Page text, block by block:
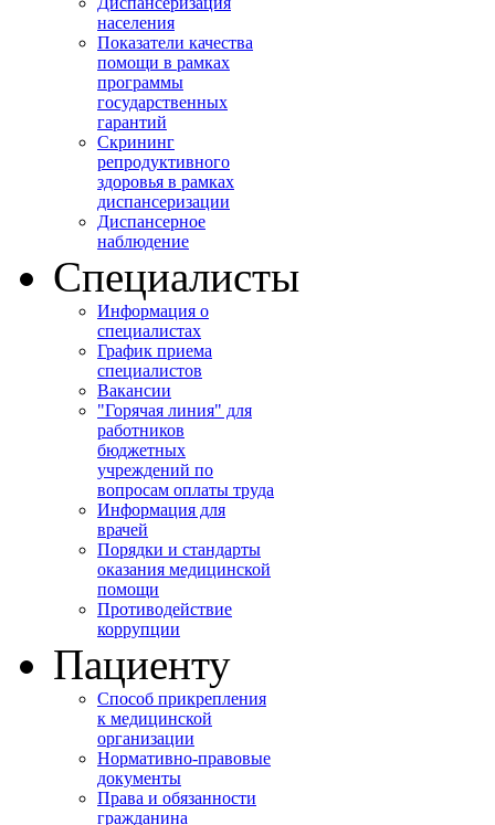
населения
Показатели качества
помощи в рамках
программы
государственных
гарантий
Скрининг
репродуктивного
здоровья в рамках
диспансеризации
Диспансерное
наблюдение
Специалисты
Информация о
специалистах
График приема
специалистов
Вакансии
"Горячая линия" для
работников
бюджетных
учреждений по
вопросам оплаты труда
Информация для
врачей
Порядки и стандарты
оказания медицинской
помощи
Противодействие
коррупции
Пациенту
Способ прикрепления
к медицинской
организации
Нормативно-правовые
документы
Права и обязанности
гражданина